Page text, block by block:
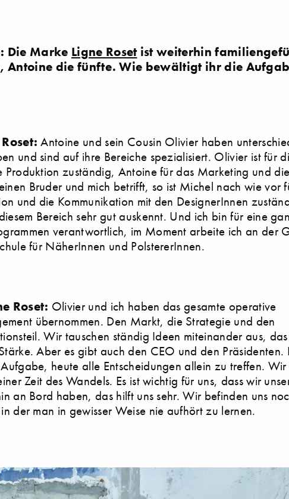
Die Marke Ligne Rosetist weiterhin
Antoine die fünfte. Wie bewältigt ihr die
Roset:Antoine und sein Cousin Olivier haben
und sind auf ihre Bereiche spezialisiert. Olivier ist für
Produktion zuständig, Antoine für das Marketing und
Bruder und mich betrifft, so ist Michel nach wie vor
und die Kommunikation mit den DesignerInnen
Bereich sehr gut auskennt. Und ich bin für eine
verantwortlich, im Moment arbeite ich an der
für NäherInnen und PolstererInnen.
Roset: Olivier und ich haben das gesamte operative
übernommen. Den Markt, die Strategie und den
Wir tauschen ständig Ideen miteinander aus, das
Aber es gibt auch den CEO und den Präsidenten.
heute alle Entscheidungen allein zu treffen.
Zeit des Wandels. Es ist wichtig für uns, dass wir
an Bord haben, das hilft uns sehr. Wir befinden uns
der man in gewisser Weise nie aufhört zu lernen.